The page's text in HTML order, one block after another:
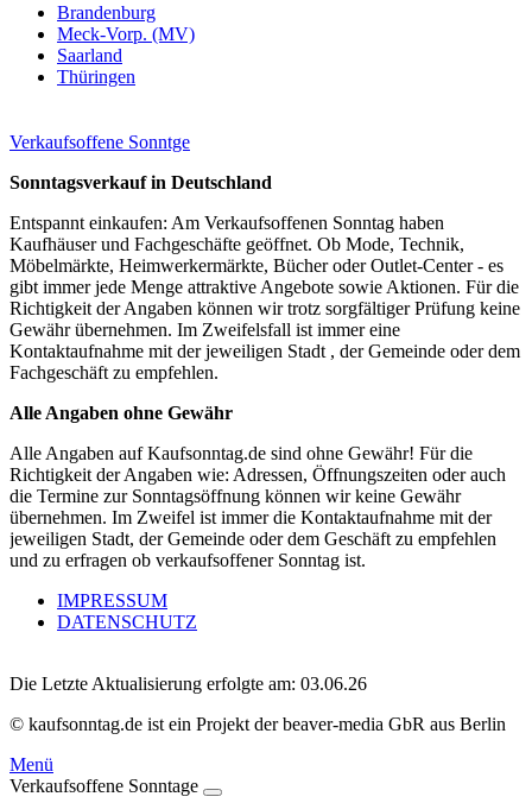
Brandenburg
Meck-Vorp. (MV)
Saarland
Thüringen
Verkaufsoffene Sonntge
Sonntagsverkauf in Deutschland
Entspannt einkaufen: Am Verkaufsoffenen Sonntag haben
Kaufhäuser und Fachgeschäfte geöffnet. Ob Mode, Technik,
Möbelmärkte, Heimwerkermärkte, Bücher oder Outlet-Center - es
gibt immer jede Menge attraktive Angebote sowie Aktionen. Für die
Richtigkeit der Angaben können wir trotz sorgfältiger Prüfung keine
Gewähr übernehmen. Im Zweifelsfall ist immer eine
Kontaktaufnahme mit der jeweiligen Stadt , der Gemeinde oder dem
Fachgeschäft zu empfehlen.
Alle Angaben ohne Gewähr
Alle Angaben auf Kaufsonntag.de sind ohne Gewähr! Für die
Richtigkeit der Angaben wie: Adressen, Öffnungszeiten oder auch
die Termine zur Sonntagsöffnung können wir keine Gewähr
übernehmen. Im Zweifel ist immer die Kontaktaufnahme mit der
jeweiligen Stadt, der Gemeinde oder dem Geschäft zu empfehlen
und zu erfragen ob verkaufsoffener Sonntag ist.
IMPRESSUM
DATENSCHUTZ
Die Letzte Aktualisierung erfolgte am: 03.06.26
© kaufsonntag.de ist ein Projekt der beaver-media GbR aus Berlin
Menü
Verkaufsoffene Sonntage